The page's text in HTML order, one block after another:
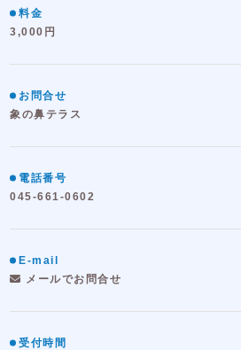
料金
3,000円
お問合せ
象の鼻テラス
電話番号
045-661-0602
E-mail
メールでお問合せ
受付時間